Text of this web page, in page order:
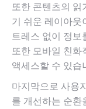
또한 콘텐츠의 읽
기 쉬운 레이아웃
트레스 없이 정보
또한 모바일 친화
액세스할 수 있습
마지막으로 사용
를 개선하는 순환